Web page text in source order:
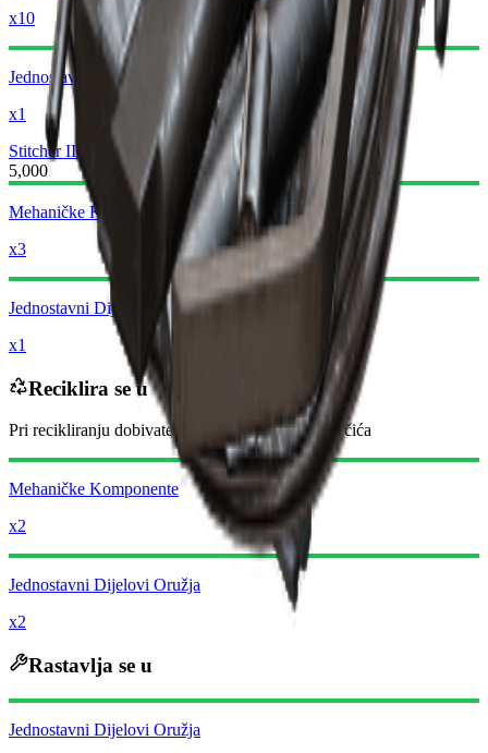
x10
Jednostavni Dijelovi Oružja
x1
Stitcher III
Stitcher IV
5,000
Mehaničke Komponente
x3
Jednostavni Dijelovi Oružja
x1
Reciklira se u
Pri recikliranju dobivate manje Raider novčića
Mehaničke Komponente
x2
Jednostavni Dijelovi Oružja
x2
Rastavlja se u
Jednostavni Dijelovi Oružja